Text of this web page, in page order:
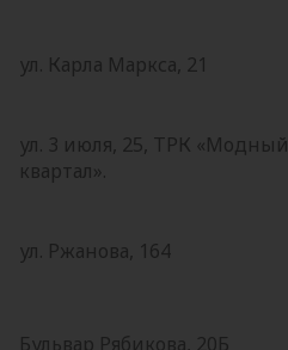
ул. Карла Маркса, 21
ул. 3 июля, 25, ТРК «Модный
квартал».
ул. Ржанова, 164
Бульвар Рябикова, 20Б